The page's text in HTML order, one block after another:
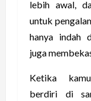
lebih awal,
untuk
hanya indah
juga
Ketika
berdiri di